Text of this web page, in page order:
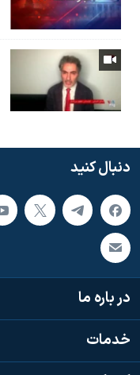
دنبال کنید
در باره ما
خدمات